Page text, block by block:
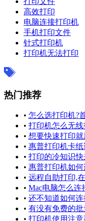
高效打印
电脑连接打印机
手机打印文件
针式打印机
打印机无法打印
热门推荐
• 怎么选打印机?
• 打印机怎么无
• 想要快速打印
• 惠普打印机卡纸
• 打印的冷知识快
• 惠普打印机如
• 远程自助打印,
• Mac电脑怎么连
• 还不知道如何连
• 有没有免费的
• 打印机使用注